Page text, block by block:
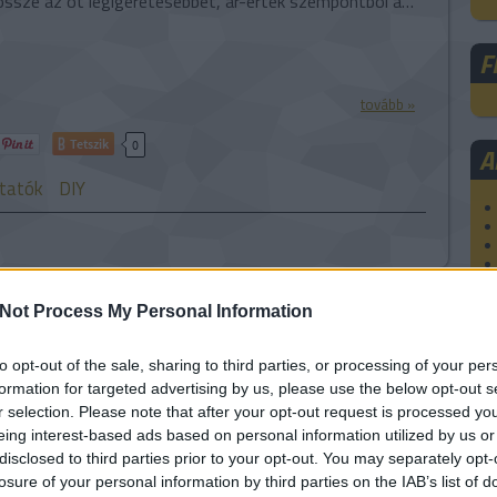
Process My Personal Information
opt-out of the sale, sharing to third parties, or processing of your
for targeted advertising by us, please use the below opt-out
selection. Please note that after your opt-out request is processed
interest-based ads based on personal information utilized by us
to third parties prior to your opt-out. You may separately
of your personal information by third parties on the IAB’s list of
tovább »
Tetszik 0
DIY
az oktatásban
Endurance startup tavaly mutatta be
egy multifunkcionális (automatikus
arckövetés, távirányítható kamera stb.), okos
lényegében egy okostelefonos vezérlésű robotot.